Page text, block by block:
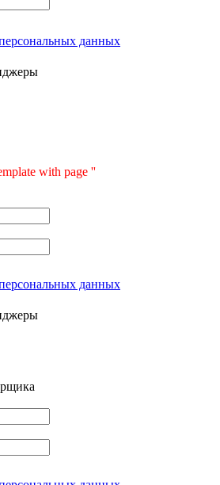
данных
with page ''
данных